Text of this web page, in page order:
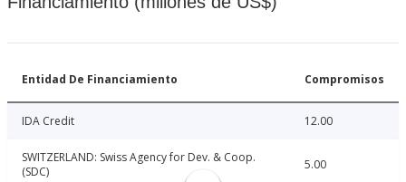
Entidad De Financiamiento Compromisos
IDA Credit 12.00
SWITZERLAND: Swiss Agency for Dev. & Coop.
(SDC)
5.00